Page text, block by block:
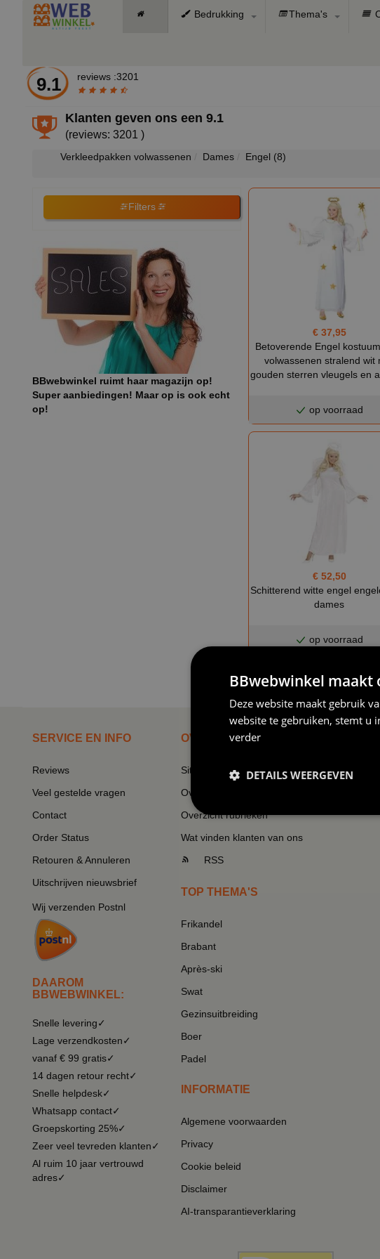
Bedrukking Thema's
9.1 reviews :3201
Klanten geven ons een9.1
(reviews: 3201 )
Verkleedpakken volwassenen Dames Engel (8)
Filters
BBwebwinkel ruimt haar magazijn op!
Super aanbiedingen! Maar op is ook echt
op!
€ 37,95
Betoverende Engel
volwassenen stralend wit
gouden sterren vleugels en
op voorraad
€ 52,50
Schitterend witte engel
dames
op voorraad
Produkten overzicht :
SERVICE EN INFO
Reviews
Veel gestelde vragen
Contact
Order Status
Retouren & Annuleren
Uitschrijven nieuwsbrief
Wij verzenden Postnl
DAAROM
BBWEBWINKEL:
Snelle levering✓
Lage verzendkosten✓
vanaf € 99 gratis✓
14 dagen retour recht✓
Snelle helpdesk✓
Whatsapp contact✓
Groepskorting 25%✓
Zeer veel tevreden klanten✓
Al ruim 10 jaar vertrouwd
adres✓
OVERZICHT
Sitemapping
Overzicht thema's
Overzicht rubrieken
Wat vinden klanten van ons
RSS
TOP THEMA'S
Frikandel
Brabant
Après-ski
Swat
Gezinsuitbreiding
Boer
Padel
INFORMATIE
Algemene voorwaarden
Privacy
Cookie beleid
Disclaimer
AI-transparantieverklaring
BBwebwinkel maakt
Deze website maakt gebruik
website te gebruiken, stemt u
verder
DETAILS WEERGEVEN